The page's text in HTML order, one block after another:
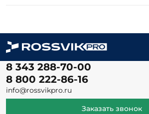
8 343 288-70-00
8 800 222-86-16
info@rossvikpro.ru
Заказать звонок